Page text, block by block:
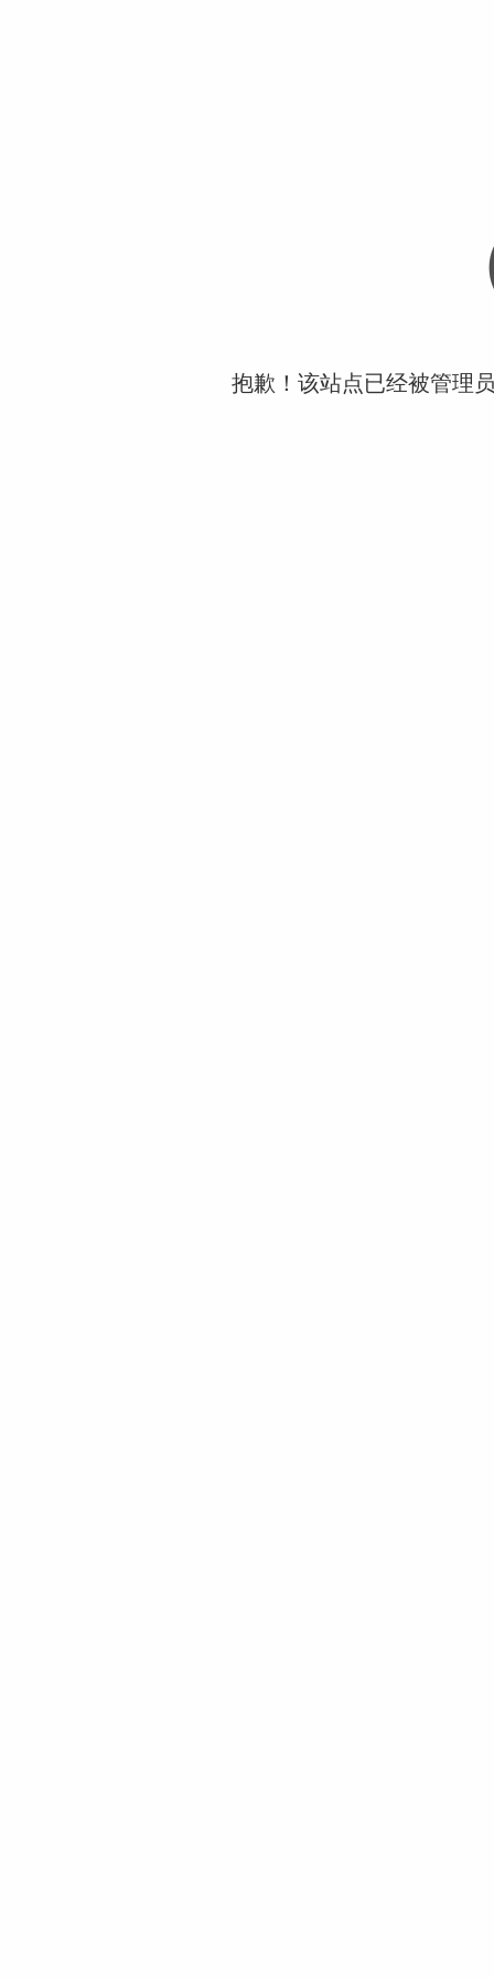
抱歉！该站点已经被管理